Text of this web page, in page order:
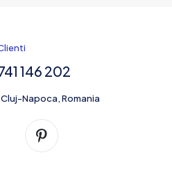
146 202
Napoca, Romania